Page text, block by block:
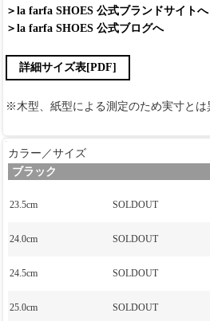
＞la farfa SHOES 公式ブランドサイトへ
＞la farfa SHOES 公式ブログへ
詳細サイズ表[PDF]
※木型、紙型による測定のため実寸とは
カラー／サイズ
ブラック
23.5cm SOLDOUT
24.0cm SOLDOUT
24.5cm SOLDOUT
25.0cm SOLDOUT